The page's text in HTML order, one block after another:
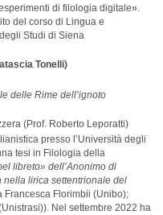
di filologia digitale».
del corso di Lingua e
Studi di Siena
Tonelli)
delle Rime dell’ignoto
(Prof. Roberto Leporatti)
presso l’Università degli
tesi in Filologia della
libreto» dell’Anonimo di
nella lirica settentrionale del
Francesca Florimbii (Unibo);
Nel settembre 2022 ha